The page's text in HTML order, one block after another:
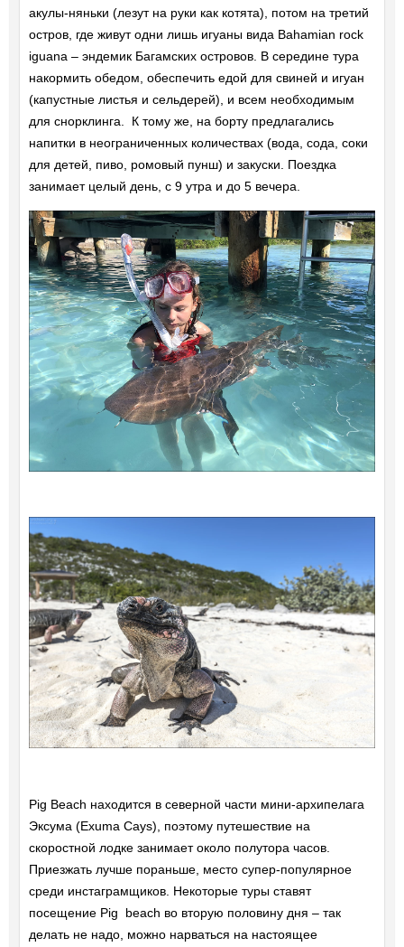
акулы-няньки (лезут на руки как котята), потом на третий
остров, где живут одни лишь игуаны вида Bahamian rock
iguana – эндемик Багамских островов. В середине тура
накормить обедом, обеспечить едой для свиней и игуан
(капустные листья и сельдерей), и всем необходимым
для снорклинга. К тому же, на борту предлагались
напитки в неограниченных количествах (вода, сода, соки
для детей, пиво, ромовый пунш) и закуски. Поездка
занимает целый день, с 9 утра и до 5 вечера.
Pig Beach находится в северной части мини-архипелага
Эксума (Exuma Cays), поэтому путешествие на
скоростной лодке занимает около полутора часов.
Приезжать лучше пораньше, место супер-популярное
среди инстаграмщиков. Некоторые туры ставят
посещение Pig beach во вторую половину дня – так
делать не надо, можно нарваться на настоящее